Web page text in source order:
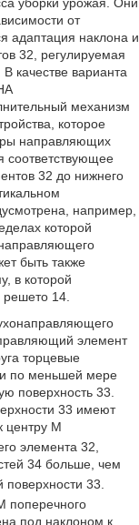
уборки урожая. Они
от
адаптация наклона и
32, регулируемая
качестве варианта
механизм
которое
направляющих
соответствующее
32 до нижнего
например,
которой
быть также
в которой
14.
элемент
торцевые
и по меньшей мере
поверхность 33.
33 имеют
центру М
элемента 32,
34 больше, чем
33.
поперечного
под наклоном к